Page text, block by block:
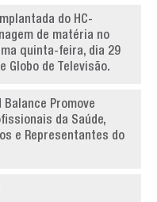
do HC-
de matéria no
quinta-feira, dia 29
Globo de Televisão.
Balance Promove
da Saúde,
e Representantes do